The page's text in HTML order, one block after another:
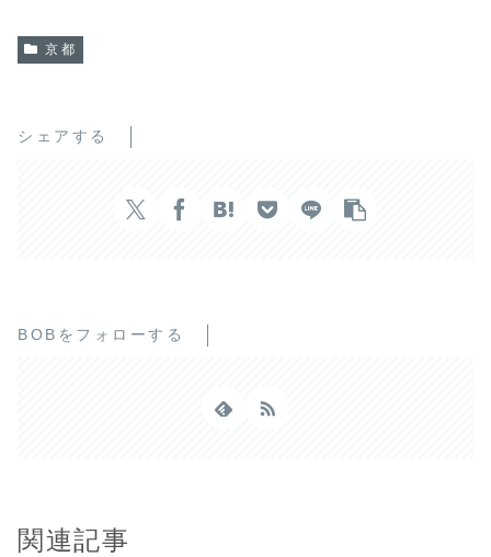
京都
シェアする
BOBをフォローする
関連記事